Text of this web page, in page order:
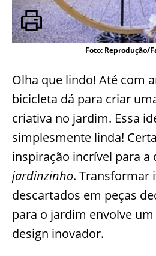
Foto: Reprodução/
Olha que lindo! Até com
bicicleta dá para criar
criativa no jardim. Essa
simplesmente linda!
inspiração incrível para a
jardinzinho. Transformar
descartados em peças
para o jardim envolve
design inovador.